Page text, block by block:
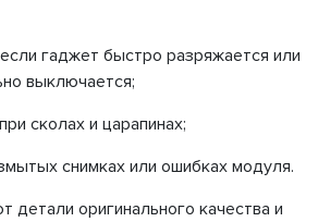
гаджет быстро разряжается или
выключается;
сколах и царапинах;
снимках или ошибках модуля.
детали оригинального качества и